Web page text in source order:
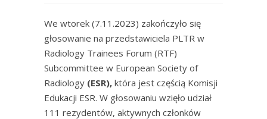
We wtorek (7.11.2023) zakończyło się
głosowanie na przedstawiciela PLTR w
Radiology Trainees Forum (RTF)
Subcommittee w European Society of
Radiology (ESR), która jest częścią Komisji
Edukacji ESR. W głosowaniu wzięło udział
111 rezydentów, aktywnych członków